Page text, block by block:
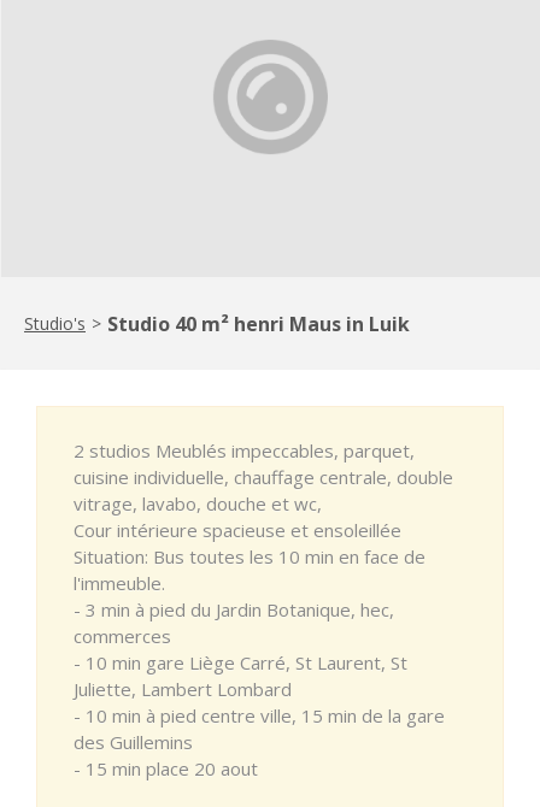
Studio's > Studio 40 m² henri Maus in Luik
2 studios Meublés impeccables, parquet,
cuisine individuelle, chauffage centrale, double
vitrage, lavabo, douche et wc,
Cour intérieure spacieuse et ensoleillée
Situation: Bus toutes les 10 min en face de
l'immeuble.
- 3 min à pied du Jardin Botanique, hec,
commerces
- 10 min gare Liège Carré, St Laurent, St
Juliette, Lambert Lombard
- 10 min à pied centre ville, 15 min de la gare
des Guillemins
- 15 min place 20 aout